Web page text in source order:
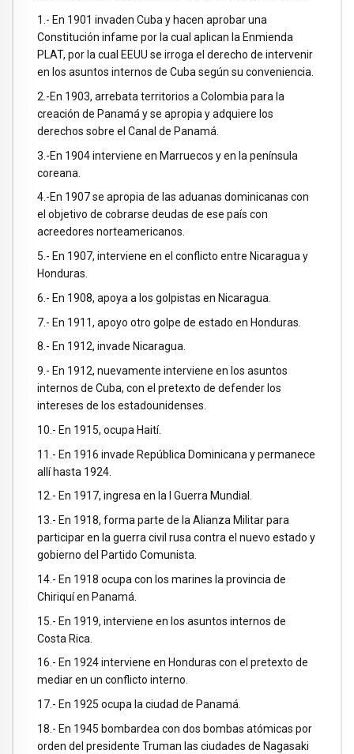
1.- En 1901 invaden Cuba y hacen aprobar una
Constitución infame por la cual aplican la Enmienda
PLAT, por la cual EEUU se irroga el derecho de intervenir
en los asuntos internos de Cuba según su conveniencia.
2.-En 1903, arrebata territorios a Colombia para la
creación de Panamá y se apropia y adquiere los
derechos sobre el Canal de Panamá.
3.-En 1904 interviene en Marruecos y en la península
coreana.
4.-En 1907 se apropia de las aduanas dominicanas con
el objetivo de cobrarse deudas de ese país con
acreedores norteamericanos.
5.- En 1907, interviene en el conflicto entre Nicaragua y
Honduras.
6.- En 1908, apoya a los golpistas en Nicaragua.
7.- En 1911, apoyo otro golpe de estado en Honduras.
8.- En 1912, invade Nicaragua.
9.- En 1912, nuevamente interviene en los asuntos
internos de Cuba, con el pretexto de defender los
intereses de los estadounidenses.
10.- En 1915, ocupa Haití.
11.- En 1916 invade República Dominicana y permanece
allí hasta 1924.
12.- En 1917, ingresa en la I Guerra Mundial.
13.- En 1918, forma parte de la Alianza Militar para
participar en la guerra civil rusa contra el nuevo estado y
gobierno del Partido Comunista.
14.- En 1918 ocupa con los marines la provincia de
Chiriquí en Panamá.
15.- En 1919, interviene en los asuntos internos de
Costa Rica.
16.- En 1924 interviene en Honduras con el pretexto de
mediar en un conflicto interno.
17.- En 1925 ocupa la ciudad de Panamá.
18.- En 1945 bombardea con dos bombas atómicas por
orden del presidente Truman las ciudades de Nagasaki